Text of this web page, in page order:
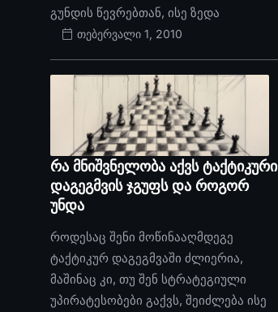
გუნდის წევრებთან, ისე ზედა
თებერვალი 1, 2010
რა მნიშვნელობა აქვს ტაქტიკური
დაგეგმვის ჯგუფს და როგორ
უნდა
როდესაც შენი მოწინააღმდეგე
ტაქტიკურ დაგეგმვაში ძლიერია,
მაშინაც კი, თუ შენ სტრატეგიული
უპირატესობები გაქვს, შეიძლება ისე